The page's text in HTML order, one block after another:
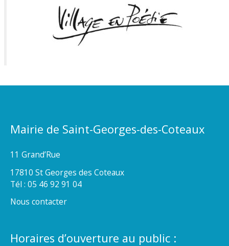
Mairie de Saint-Georges-des-Coteaux
11 Grand’Rue
17810 St Georges des Coteaux
Tél : 05 46 92 91 04
Nous contacter
Horaires d’ouverture au public :